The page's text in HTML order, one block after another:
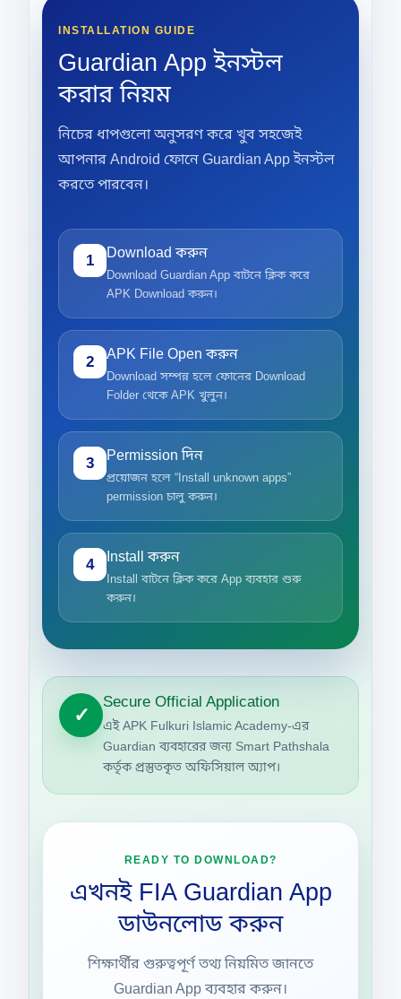
INSTALLATION GUIDE
Guardian App ইনস্টল
করার নিয়ম
নিচের ধাপগুলো অনুসরণ করে খুব সহজেই
আপনার Android ফোনে Guardian App ইনস্টল
করতে পারবেন।
1 Download করুন
Download Guardian App বাটনে ক্লিক করে
APK Download করুন।
2 APK File Open করুন
Download সম্পন্ন হলে ফোনের Download
Folder থেকে APK খুলুন।
3 Permission দিন
প্রয়োজন হলে “Install unknown apps”
permission চালু করুন।
4 Install করুন
Install বাটনে ক্লিক করে App ব্যবহার শুরু
করুন।
✓
Secure Official Application
এই APK Fulkuri Islamic Academy-এর
Guardian ব্যবহারের জন্য Smart Pathshala
কর্তৃক প্রস্তুতকৃত অফিসিয়াল অ্যাপ।
READY TO DOWNLOAD?
এখনই FIA Guardian App
ডাউনলোড করুন
শিক্ষার্থীর গুরুত্বপূর্ণ তথ্য নিয়মিত জানতে
Guardian App ব্যবহার করুন।